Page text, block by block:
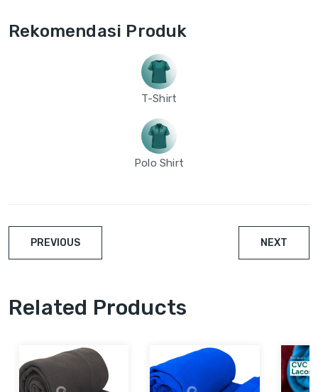
Rekomendasi Produk
T-Shirt
Polo Shirt
PREVIOUS NEXT
Related Products